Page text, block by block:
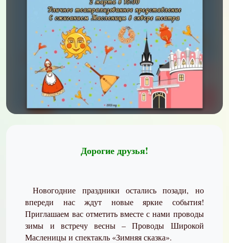
Дорогие друзья!
Новогодние праздники остались позади, но
впереди нас ждут новые яркие события!
Приглашаем вас отметить вместе с нами проводы
зимы и встречу весны – Проводы Широкой
Масленицы и спектакль «Зимняя сказка».